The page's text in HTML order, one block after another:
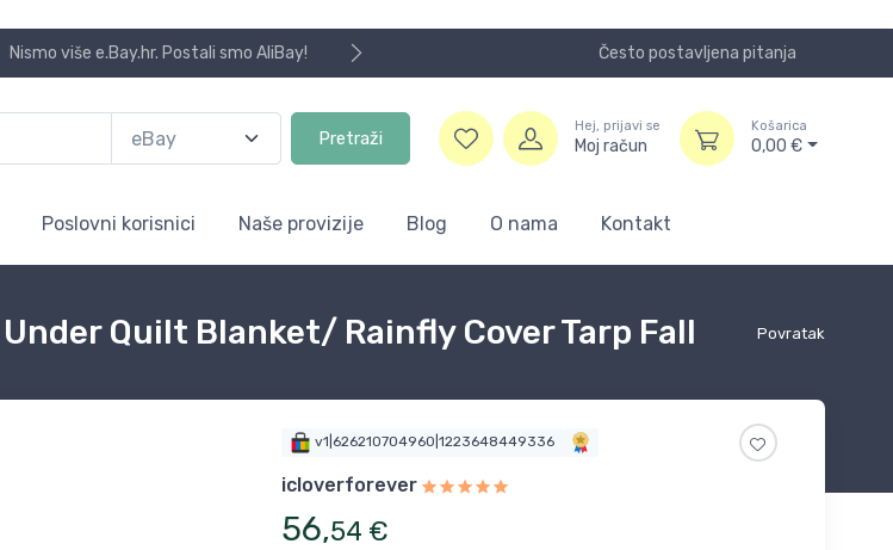
Nismo više e.Bay.hr. Postali smo AliBay! Često postavljena pitanja
Pretraži
Hej, prijavi se
Moj račun
Košarica
0,00 €
Poslovni korisnici Naše provizije Blog O nama Kontakt
Povratak
Quilt Blanket/ Rainfly Cover Tarp Fall
v1|626210704960|1223648449336
icloverforever
56,54 €